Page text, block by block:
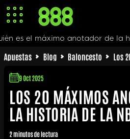
Apuestas Blog Baloncesto Los
LOS 20 MÁXIMOS
LA HISTORIA DE LA
9 Oct 2025
2 minutos de lectura
de la historia? Máximo